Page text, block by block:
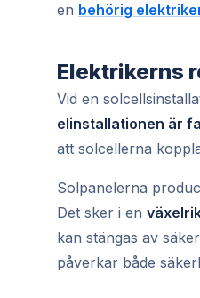
en behörig
Elektrikerns
Vid en
elinstallationen är
att solcellerna
Solpanelerna
Det sker i en
kan stängas av
påverkar både